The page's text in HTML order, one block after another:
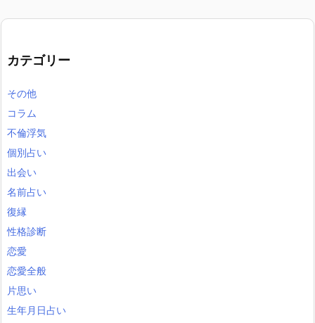
カテゴリー
その他
コラム
不倫浮気
個別占い
出会い
名前占い
復縁
性格診断
恋愛
恋愛全般
片思い
生年月日占い